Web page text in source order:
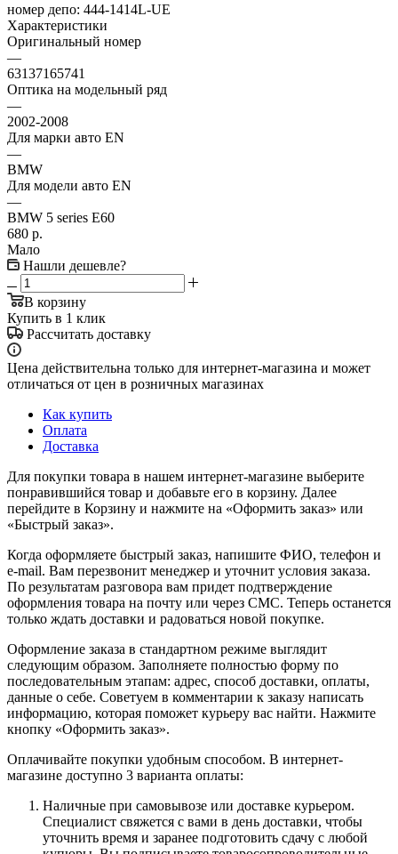
номер депо: 444-1414L-UE
Характеристики
Оригинальный номер
—
63137165741
Оптика на модельный ряд
—
2002-2008
Для марки авто EN
—
BMW
Для модели авто EN
—
BMW 5 series E60
680 р.
Мало
Нашли дешевле?
В корзину
Купить в 1 клик
Рассчитать доставку
Цена действительна только для интернет-магазина и может
отличаться от цен в розничных магазинах
Как купить
Оплата
Доставка
Для покупки товара в нашем интернет-магазине выберите
понравившийся товар и добавьте его в корзину. Далее
перейдите в Корзину и нажмите на «Оформить заказ» или
«Быстрый заказ».
Когда оформляете быстрый заказ, напишите ФИО, телефон и
e-mail. Вам перезвонит менеджер и уточнит условия заказа.
По результатам разговора вам придет подтверждение
оформления товара на почту или через СМС. Теперь останется
только ждать доставки и радоваться новой покупке.
Оформление заказа в стандартном режиме выглядит
следующим образом. Заполняете полностью форму по
последовательным этапам: адрес, способ доставки, оплаты,
данные о себе. Советуем в комментарии к заказу написать
информацию, которая поможет курьеру вас найти. Нажмите
кнопку «Оформить заказ».
Оплачивайте покупки удобным способом. В интернет-
магазине доступно 3 варианта оплаты:
Наличные при самовывозе или доставке курьером.
Специалист свяжется с вами в день доставки, чтобы
уточнить время и заранее подготовить сдачу с любой